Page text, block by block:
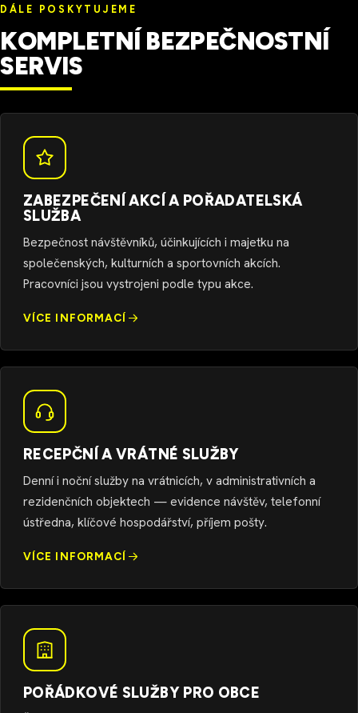
DÁLE POSKYTUJEME
KOMPLETNÍ BEZPEČNOSTNÍ
SERVIS
ZABEZPEČENÍ AKCÍ A POŘADATELSKÁ
SLUŽBA
Bezpečnost návštěvníků, účinkujících i majetku na
společenských, kulturních a sportovních akcích.
Pracovníci jsou vystrojeni podle typu akce.
VÍCE INFORMACÍ
RECEPČNÍ A VRÁTNÉ SLUŽBY
Denní i noční služby na vrátnicích, v administrativních a
rezidenčních objektech — evidence návštěv, telefonní
ústředna, klíčové hospodářství, příjem pošty.
VÍCE INFORMACÍ
POŘÁDKOVÉ SLUŽBY PRO OBCE